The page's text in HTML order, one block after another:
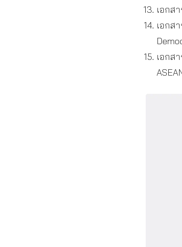
เอกส
เอกส
เอกส